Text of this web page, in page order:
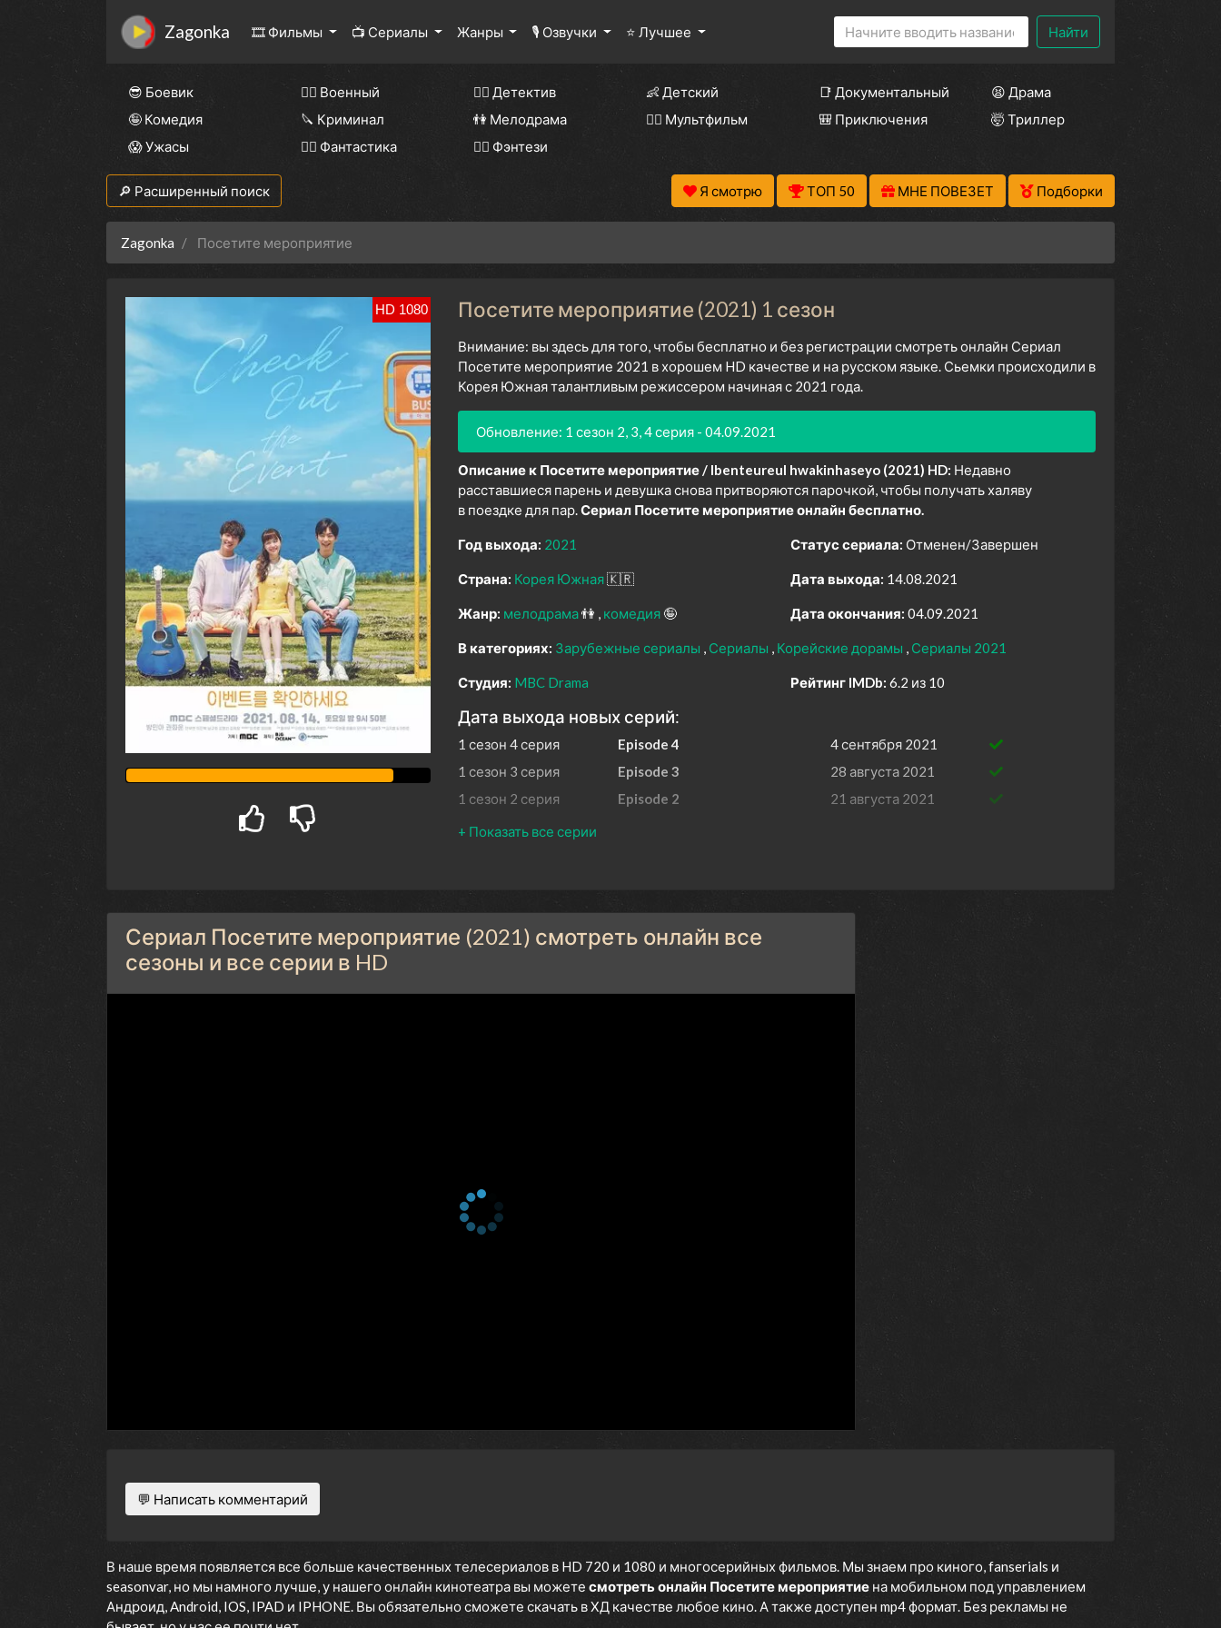
Zagonka 🎞 Фильмы 📺 Сериалы Жанры 🎙 Озвучки ⭐ Лучшее Найти
😎 Боевик 👨‍✈️ Военный 🕵️‍♂️ Детектив 👶 Детский 📑 Документальный
😫 Драма
🤪 Комедия
🔪 Криминал 👫 Мелодрама 🧚‍♀️ Мультфильм 🎒 Приключения
🤯 Триллер
😱 Ужасы
🧙‍♀️ Фантастика 🧝‍♂️ Фэнтези
🔎 Расширенный поиск Я смотрю ТОП 50 МНЕ ПОВЕЗЕТ Подборки
Zagonka Посетите мероприятие
HD 1080 Посетите мероприятие (2021) 1 сезон
Внимание: вы здесь для того, чтобы бесплатно и без регистрации смотреть онлайн Сериал
Посетите мероприятие 2021 в хорошем HD качестве и на русском языке. Сьемки происходили в
Корея Южная талантливым режиссером начиная с 2021 года.
Обновление: 1 сезон 2, 3, 4 серия - 04.09.2021
Описание к Посетите мероприятие / Ibenteureul hwakinhaseyo (2021) HD: Недавно
расставшиеся парень и девушка снова притворяются парочкой, чтобы получать халяву
в поездке для пар.Сериал Посетите мероприятие онлайн бесплатно.
Год выхода: 2021
Страна: Корея Южная🇰🇷
Жанр: мелодрама👫 комедия 🤪
Статус сериала: Отменен/Завершен
Дата выхода: 14.08.2021
Дата окончания: 04.09.2021
В категориях: Зарубежные сериалы Сериалы Корейские дорамы Сериалы 2021
Студия: MBC Drama Рейтинг IMDb: 6.2 из 10
Дата выхода новых серий:
1 сезон 4 серия Episode 4
4 сентября 2021
1 сезон 3 серия
Episode 3
28 августа 2021
1 сезон 2 серия
Episode 2
21 августа 2021
1 сезон 1 серия
Сериал Посетите мероприятие (2021) смотреть онлайн все
сезоны и все серии в HD
💬 Написать комментарий
В наше время появляется все больше качественных телесериалов в HD 720 и 1080 и многосерийных фильмов. Мы знаем про киного, fanserials и
seasonvar, но мы намного лучше, у нашего онлайн кинотеатра вы можете смотреть онлайн Посетите мероприятие на мобильном под управлением
Андроид, Android, IOS, IPAD и IPHONE. Вы обязательно сможете скачать в ХД качестве любое кино. А также доступен mp4 формат. Без рекламы не